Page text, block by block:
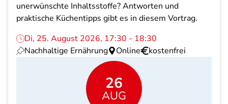
unerwünschte Inhaltsstoffe? Antworten und
praktische Küchentipps gibt es in diesem Vortrag.
Di, 25. August 2026, 17:30 - 18:30
Nachhaltige Ernährung
Online kostenfrei
26
AUG